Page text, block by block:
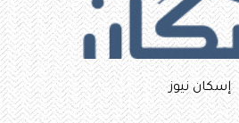
إسكان نيوز